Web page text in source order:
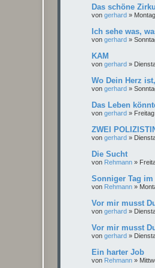
Das schöne
von gerhard »
Ich sehe was,
von gerhard »
KAM
von gerhard »
Wo Dein Herz
von gerhard »
Das Leben
von gerhard »
ZWEI
von gerhard »
Die Sucht
von Rehmann »
Sonniger Tag
von Rehmann »
Vor mir musst
von gerhard »
Vor mir musst
von gerhard »
Ein harter Job
von Rehmann »